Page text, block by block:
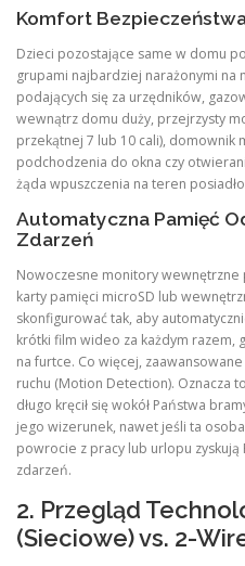
Komfort
Dzieci pozostające same w domu
grupami najbardziej narażonymi na
podających się za urzędników,
wewnątrz domu duży, przejrzysty
przekątnej 7 lub 10 cali), domownik
podchodzenia do okna czy
żąda wpuszczenia na teren
Automatyczna Pamięć
Zdarzeń
Nowoczesne monitory
karty pamięci microSD lub
skonfigurować tak, aby
krótki film wideo za każdym razem,
na furtce. Co więcej,
ruchu (Motion Detection). Oznacza
długo kręcił się wokół Państwa
jego wizerunek, nawet jeśli ta
powrocie z pracy lub urlopu
zdarzeń.
2. Przegląd
(Sieciowe) vs. 2-